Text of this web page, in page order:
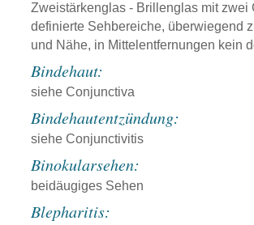
Zweistärkenglas - Brillenglas mit zwei
definierte Sehbereiche, überwiegend
und Nähe, in Mittelentfernungen kein
Bindehaut:
siehe Conjunctiva
Bindehautentzündung:
siehe Conjunctivitis
Binokularsehen:
beidäugiges Sehen
Blepharitis: